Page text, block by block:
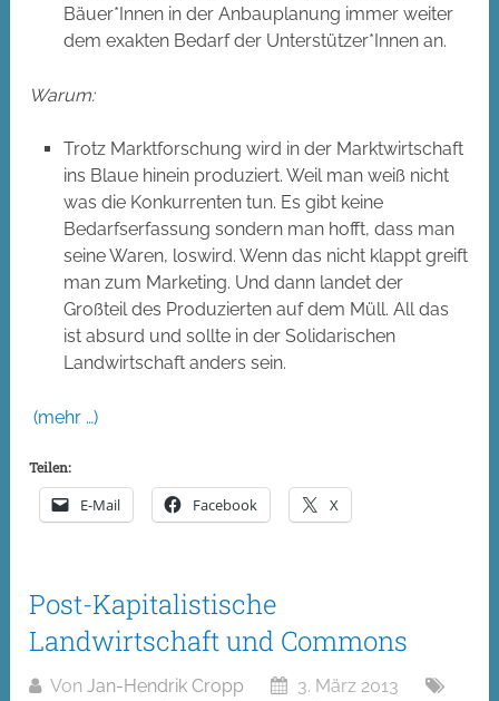
Bäuer*Innen in der Anbauplanung immer weiter
dem exakten Bedarf der Unterstützer*Innen an.
Warum:
Trotz Marktforschung wird in der Marktwirtschaft
ins Blaue hinein produziert. Weil man weiß nicht
was die Konkurrenten tun. Es gibt keine
Bedarfserfassung sondern man hofft, dass man
seine Waren, loswird. Wenn das nicht klappt greift
man zum Marketing. Und dann landet der
Großteil des Produzierten auf dem Müll. All das
ist absurd und sollte in der Solidarischen
Landwirtschaft anders sein.
(mehr …)
Teilen:
E-Mail Facebook X
Post-Kapitalistische
Landwirtschaft und Commons
VonJan-Hendrik Cropp
3. März 2013